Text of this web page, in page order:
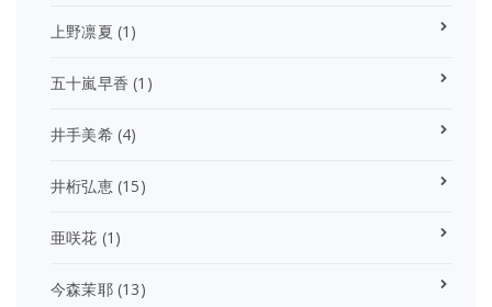
上野凛夏 (1)
五十嵐早香 (1)
井手美希(4)
井桁弘恵(15)
亜咲花 (1)
今森茉耶(13)